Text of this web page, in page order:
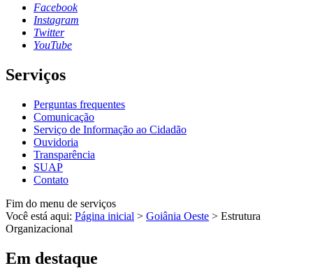
Facebook
Instagram
Twitter
YouTube
Serviços
Perguntas frequentes
Comunicação
Serviço de Informação ao Cidadão
Ouvidoria
Transparência
SUAP
Contato
Fim do menu de serviços
Você está aqui: Página inicial > Goiânia Oeste > Estrutura
Organizacional
Em destaque